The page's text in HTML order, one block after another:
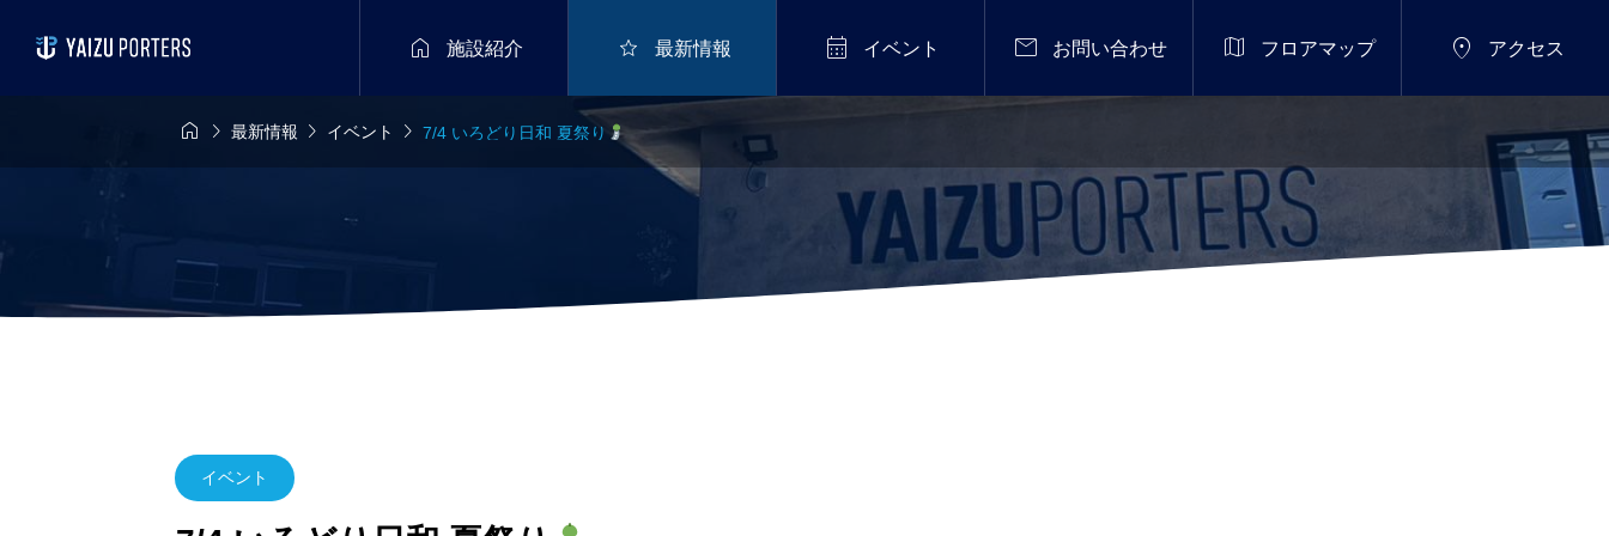
 施設紹介  最新情報  イベント  お問い合わせ  フロアマップ  アクセス
  最新情報  イベント  7/4 いろどり日和 夏祭り
イベント